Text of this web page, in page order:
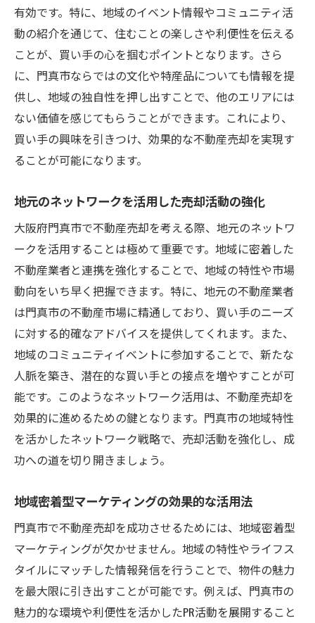
有効です。特に、地域のイベント情報やコミュニティ活
動の紹介を通じて、住むことの楽しさや利便性を伝える
ことが、買い手の心を掴むポイントとなります。さら
に、門真市ならではの文化や特産品についても情報を提
供し、地域の独自性を押し出すことで、他のエリアには
ない価値を感じてもらうことができます。これにより、
買い手の興味を引きつけ、効果的な不動産売却を実現す
ることが可能になります。
地元のネットワークを活用した売却活動の強化
大阪府門真市で不動産売却を考える際、地元のネットワ
ークを活用することは極めて重要です。地域に密着した
不動産業者と連携を強化することで、地域の特性や市場
動向をいち早く把握できます。特に、地元の不動産業者
は門真市の不動産市場に精通しており、買い手のニーズ
に対する的確なアドバイスを提供してくれます。また、
地域のコミュニティイベントに参加することで、新たな
人脈を築き、潜在的な買い手との接点を増やすことが可
能です。このようなネットワーク活用は、不動産売却を
効果的に進めるための鍵となります。門真市の地域特性
を活かしたネットワーク戦略で、売却活動を強化し、成
功への道を切り開きましょう。
地域密着型マーケティングの効果的な活用法
門真市で不動産売却を成功させるためには、地域密着型
マーケティングが欠かせません。地域の特性やライフス
タイルにマッチした情報発信を行うことで、物件の魅力
を最大限に引き出すことが可能です。例えば、門真市の
魅力的な環境や利便性を活かしたPR活動を展開すること